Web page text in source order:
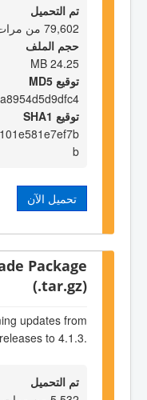
تم التحميل
79,602 من مرات
حجم الملف
24.25 MB
توقيع MD5
توقيع SHA1
b
تحميل الآن
Package
(.tar.gz)
updates from
to 4.1.3.
تم التحميل